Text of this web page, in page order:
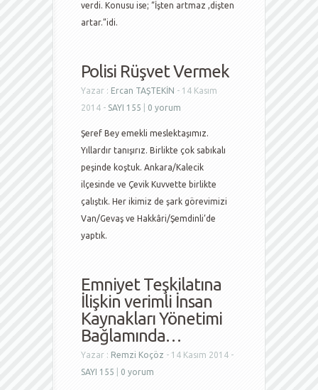
verdi. Konusu ise; “İşten artmaz ,dişten
artar.”idi.
Polisi Rüşvet Vermek
Yazar : Ercan TAŞTEKİN - 14 Kasım
2014 - SAYI 155 0 yorum
Şeref Bey emekli meslektaşımız.
Yıllardır tanışırız. Birlikte çok sabıkalı
peşinde koştuk. Ankara/Kalecik
ilçesinde ve Çevik Kuvvette birlikte
çalıştık. Her ikimiz de şark görevimizi
Van/Gevaş ve Hakkâri/Şemdinli’de
yaptık.
Emniyet Teşkilatına
İlişkin verimli İnsan
Kaynakları Yönetimi
Bağlamında…
Yazar : Remzi Koçöz - 14 Kasım 2014 -
SAYI 155
0 yorum